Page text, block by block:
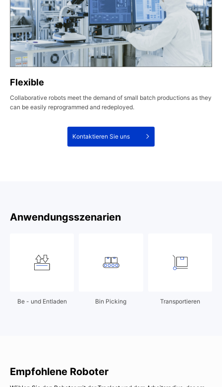
Flexible
Collaborative robots meet the demand of small batch productions as they
can be easily reprogrammed and redeployed.
Kontaktieren Sie uns
Anwendungsszenarien
Be - und Entladen Bin Picking Transportieren
Empfohlene Roboter